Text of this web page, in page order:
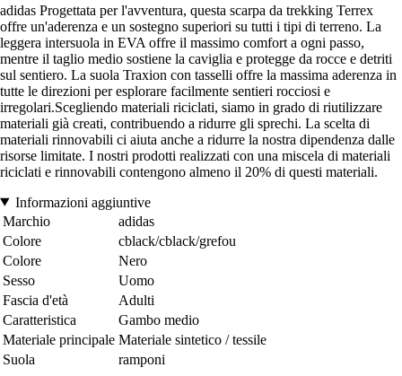
adidas Progettata per l'avventura, questa scarpa da trekking Terrex
offre un'aderenza e un sostegno superiori su tutti i tipi di terreno. La
leggera intersuola in EVA offre il massimo comfort a ogni passo,
mentre il taglio medio sostiene la caviglia e protegge da rocce e detriti
sul sentiero. La suola Traxion con tasselli offre la massima aderenza in
tutte le direzioni per esplorare facilmente sentieri rocciosi e
irregolari.Scegliendo materiali riciclati, siamo in grado di riutilizzare
materiali già creati, contribuendo a ridurre gli sprechi. La scelta di
materiali rinnovabili ci aiuta anche a ridurre la nostra dipendenza dalle
risorse limitate. I nostri prodotti realizzati con una miscela di materiali
riciclati e rinnovabili contengono almeno il 20% di questi materiali.
Informazioni aggiuntive
Marchio
adidas
Colore
cblack/cblack/grefou
Colore
Nero
Sesso
Uomo
Fascia d'età
Adulti
Caratteristica
Gambo medio
Materiale principale Materiale sintetico / tessile
Suola
ramponi